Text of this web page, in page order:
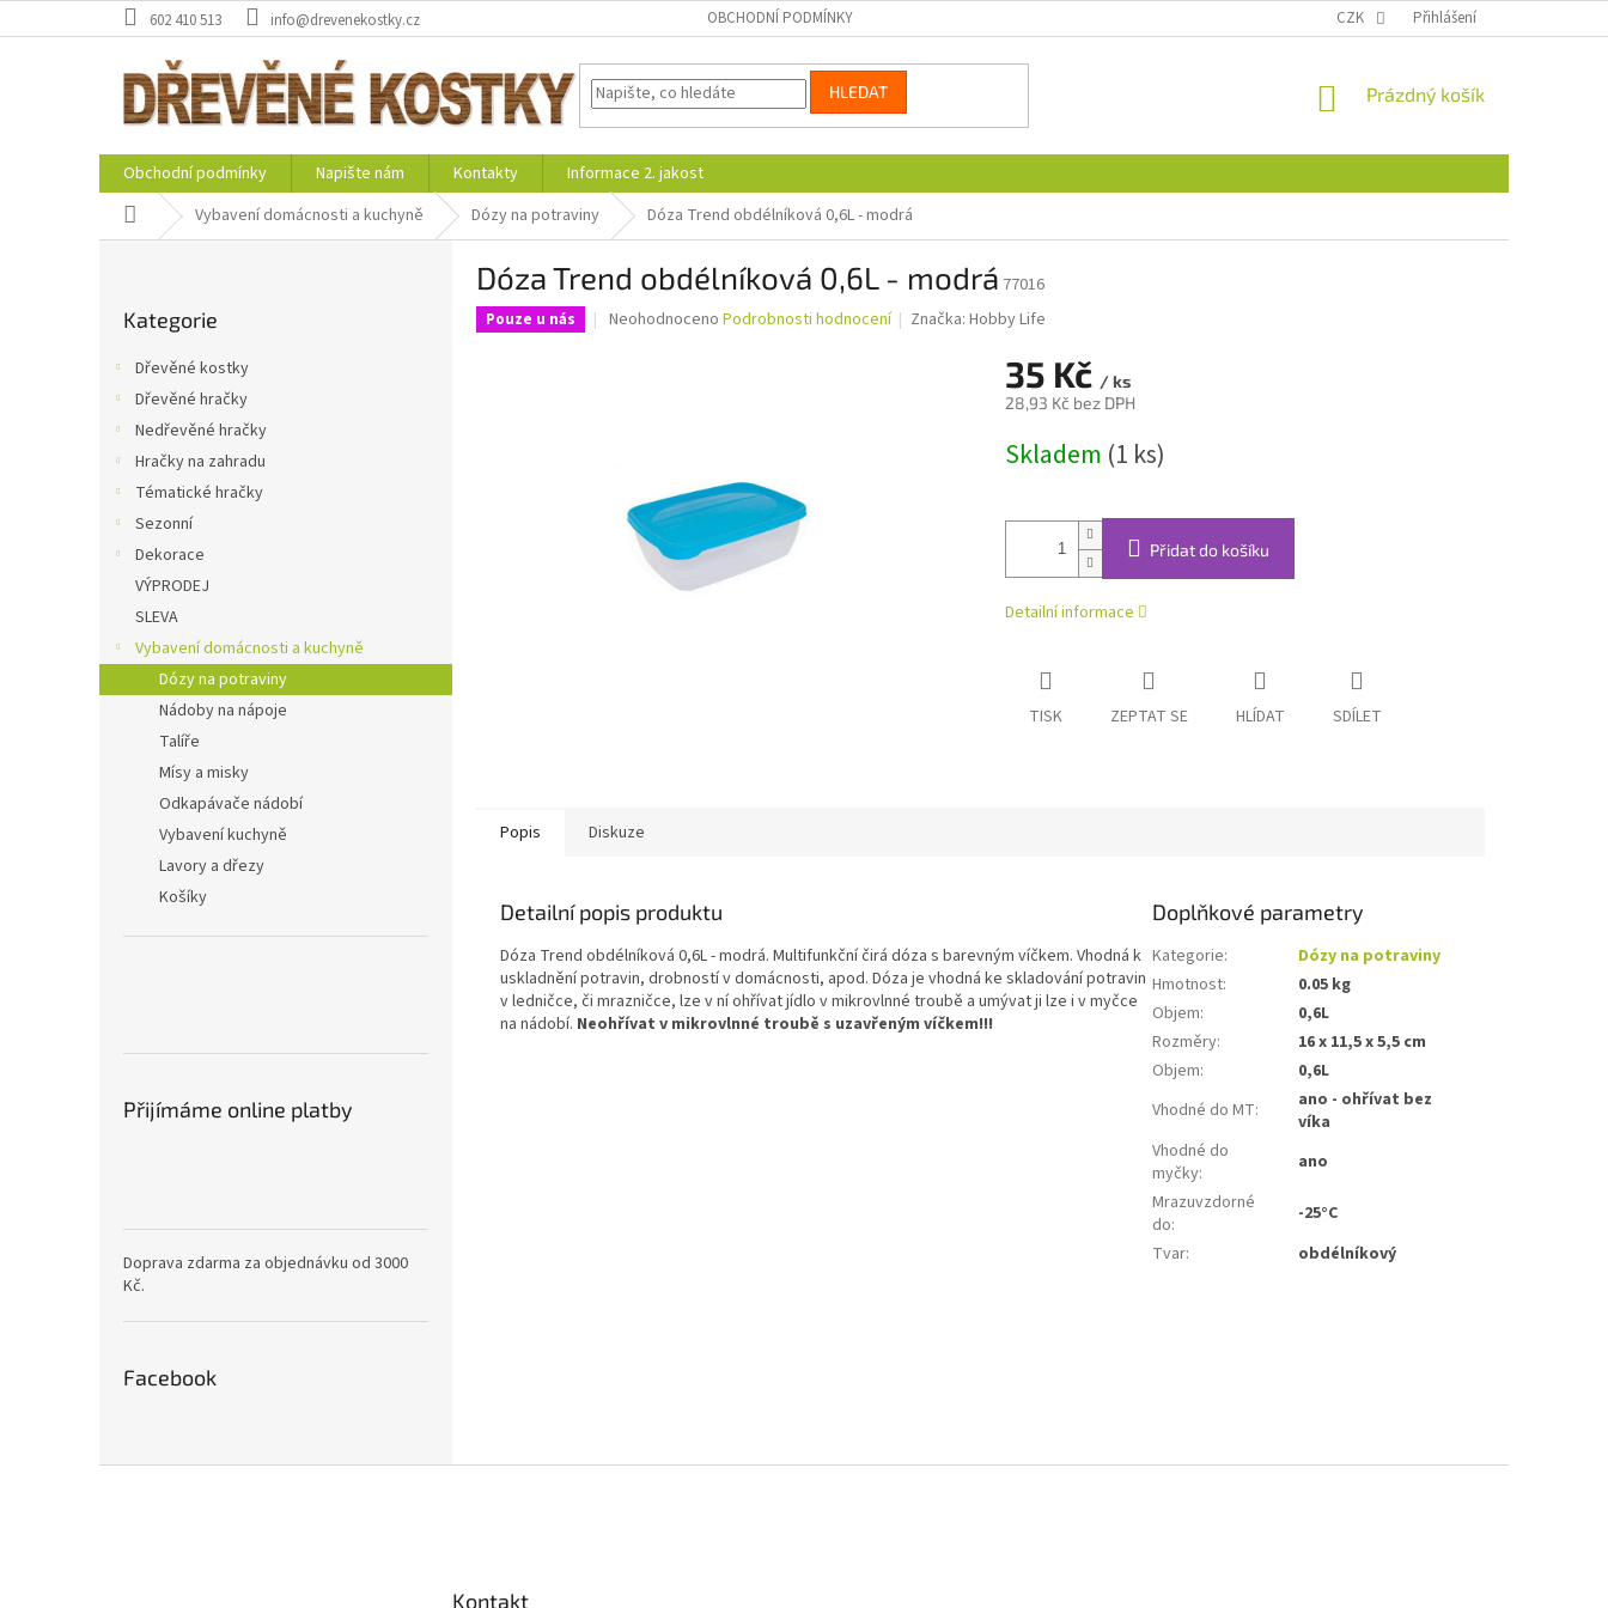
na
602 410 513 info@drevenekostky.cz OBCHODNÍ PODMÍNKY CZK Přihlášení
HLEDAT
NÁKUPNÍ
Prázdný košík
Obchodní podmínky Napište nám Kontakty
Informace 2. jakost
Domů Vybavení domácnosti a kuchyně Dózy na potraviny Dóza Trend obdélníková 0,6L - modrá
kategorie
Kategorie
Dřevěné kostky
Dřevěné hračky
Nedřevěné hračky
Hračky na zahradu
Tématické hračky
Sezonní
Dekorace
VÝPRODEJ
SLEVA
Vybavení domácnosti a kuchyně
Dózy na potraviny
Nádoby na nápoje
Talíře
Mísy a misky
Odkapávače nádobí
Vybavení kuchyně
Lavory a dřezy
Košíky
Přijímáme online platby
Doprava zdarma za objednávku od 3000
Kč.
Facebook
Dóza Trend obdélníková 0,6L - modrá 77016
Pouze u nás
Průměrné
Neohodnoceno Podrobnosti hodnocení Značka:Hobby Life
35 Kč / ks
28,93 Kč bez DPH
cena:
Skladem (1 ks)
Přidat do košíku
Detailní informace
TISK ZEPTAT SE HLÍDAT SDÍLET
Popis Diskuze
Detailní popis produktu
Dóza Trend obdélníková 0,6L - modrá. Multifunkční čirá dóza s barevným víčkem. Vhodná k
uskladnění potravin, drobností v domácnosti, apod. Dóza je vhodná ke skladování potravin
v ledničce, či mrazničce, lze v ní ohřívat jídlo v mikrovlnné troubě a umývat ji lze i v myčce
na nádobí. Neohřívat v mikrovlnné troubě s uzavřeným víčkem!!!
Doplňkové parametry
Kategorie:
Dózy na potraviny
Hmotnost:
0.05 kg
Objem:
0,6L
Rozměry:
16 x 11,5 x 5,5 cm
Objem:
0,6L
Vhodné do MT:
ano - ohřívat bez
víka
Vhodné do
myčky:
ano
Mrazuvzdorné
do:
-25°C
Tvar: obdélníkový
Kontakt